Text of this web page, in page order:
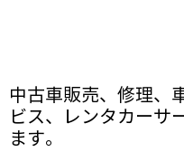
中古車販売、修理、
ビス、レンタカーサ
ます。